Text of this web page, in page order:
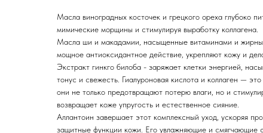
Масла виноградных косточек и грецкого ореха глубоко
мимические морщины и стимулируя выработку коллагена.
Масла ши и макадамии, насыщенные витаминами и
мощное антиоксидантное действие, укрепляют кожу и
Экстракт гинкго билоба - заряжает клетки энергией,
тонус и свежесть. Гиалуроновая кислота и коллаген —
они не только предотвращают потерю влаги, но и
возвращает коже упругость и естественное сияние.
Аллантоин завершает этот комплексный уход, ускоряя
защитные функции кожи. Его увлажняющие и смягчающие